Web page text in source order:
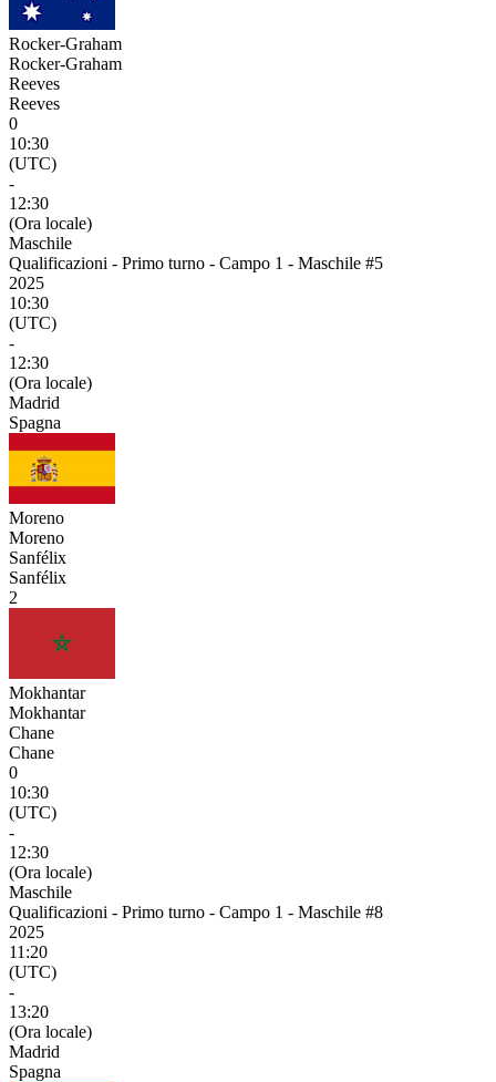
Rocker-Graham
Rocker-Graham
Reeves
Reeves
0
10:30
(UTC)
-
12:30
(Ora locale)
Maschile
Qualificazioni - Primo turno - Campo 1 - Maschile #5
2025
10:30
(UTC)
-
12:30
(Ora locale)
Madrid
Spagna
Moreno
Moreno
Sanfélix
Sanfélix
2
Mokhantar
Mokhantar
Chane
Chane
0
10:30
(UTC)
-
12:30
(Ora locale)
Maschile
Qualificazioni - Primo turno - Campo 1 - Maschile #8
2025
11:20
(UTC)
-
13:20
(Ora locale)
Madrid
Spagna